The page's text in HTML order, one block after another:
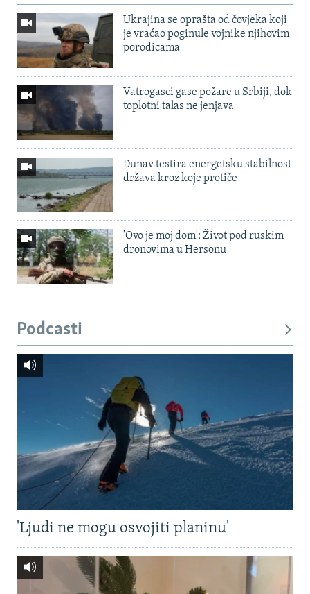
Ukrajina se oprašta od čovjeka koji
je vraćao poginule vojnike njihovim
porodicama
Vatrogasci gase požare u Srbiji, dok
toplotni talas ne jenjava
Dunav testira energetsku stabilnost
država kroz koje protiče
'Ovo je moj dom': Život pod ruskim
dronovima u Hersonu
Podcasti
'Ljudi ne mogu osvojiti planinu'